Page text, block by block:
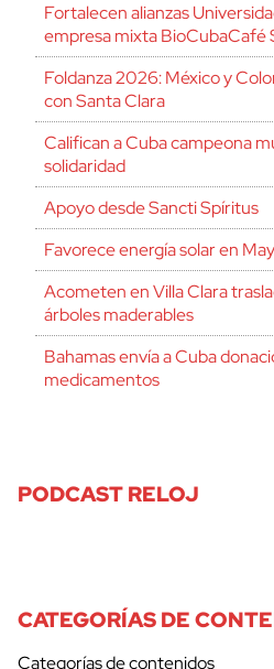
Fortalecen alianzas
empresa mixta BioCubaCafé
Foldanza 2026: México y
con Santa Clara
Califican a Cuba campeona
solidaridad
Apoyo desde Sancti Spíritus
Favorece energía solar en
Acometen en Villa Clara
árboles maderables
Bahamas envía a Cuba
medicamentos
PODCAST RELOJ
CATEGORÍAS DE
Categorías de contenidos